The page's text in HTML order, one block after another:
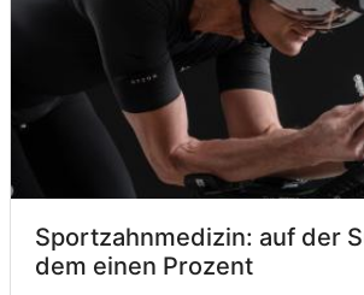
Sportzahnmedizin: auf der
dem einen Prozent